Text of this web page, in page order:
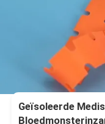
Geïsoleerde